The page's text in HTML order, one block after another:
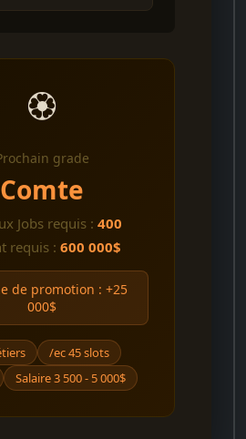
🏵️
grade
Comte
Jobs requis : 400
requis : 600 000$
de promotion : +25
000$
/ec 45 slots
Salaire 3 500 - 5 000$